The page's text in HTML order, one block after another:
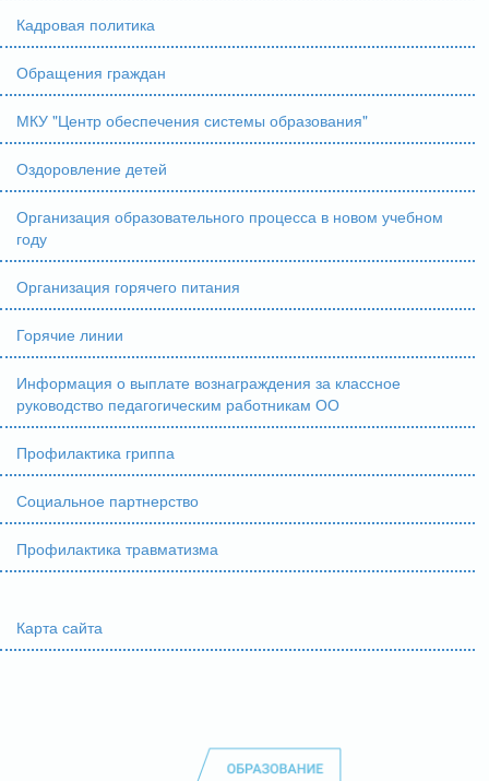
Кадровая политика
Обращения граждан
МКУ "Центр обеспечения системы образования"
Оздоровление детей
Организация образовательного процесса в новом учебном
году
Организация горячего питания
Горячие линии
Информация о выплате вознаграждения за классное
руководство педагогическим работникам ОО
Профилактика гриппа
Социальное партнерство
Профилактика травматизма
Карта сайта